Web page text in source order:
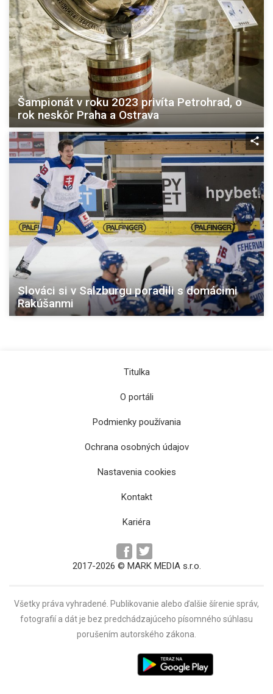
Šampionát v roku 2023 privíta Petrohrad, o
rok neskôr Praha a Ostrava
Slováci si v Salzburgu poradili s domácimi
Rakúšanmi
Titulka
O portáli
Podmienky používania
Ochrana osobných údajov
Nastavenia cookies
Kontakt
Kariéra
2017-2026 © MARK MEDIA s.r.o.
Všetky práva vyhradené. Publikovanie alebo ďalšie šírenie správ,
fotografií a dát je bez predchádzajúceho písomného súhlasu
porušením autorského zákona.